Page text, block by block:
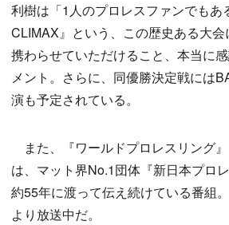
利樹は「1人のプロレスファンでもあ
CLIMAX』という、この歴史ある大
携わらせていただけること、本当に
メント。さらに、同優勝決定戦には
演も予定されている。
また、『ワールドプロレスリング』
は、マット界No.1団体『新日本プロ
約55年に渡って伝え続けている番組
より放送中だ。